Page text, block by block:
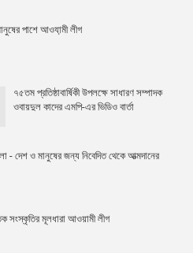
পাশে আওযা়মী লীগ
৭৫তম প্রতিষ্ঠাবার্ষিকী উপলক্ষে সাধারণ সম্পাদক
ওবায়দুল কাদের এমপি-এর ভিডিও বার্তা
- দেশ ও মানুষের জন্য নিবেদিত থেকে আত্মদানের
সংস্কৃতির মূলধারা আওয়ামী লীগ